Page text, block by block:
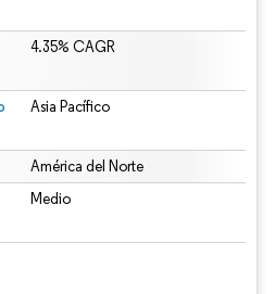
4.35% CAGR
Asia Pacífico
América del Norte
Medio
uso requiere atribución según CC BY 4.0.